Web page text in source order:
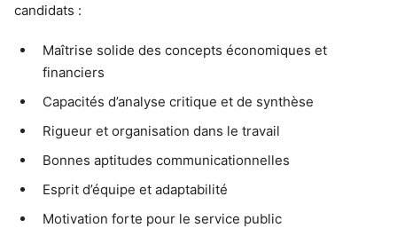
candidats :
Maîtrise solide des concepts économiques et
financiers
Capacités d’analyse critique et de synthèse
Rigueur et organisation dans le travail
Bonnes aptitudes communicationnelles
Esprit d’équipe et adaptabilité
Motivation forte pour le service public